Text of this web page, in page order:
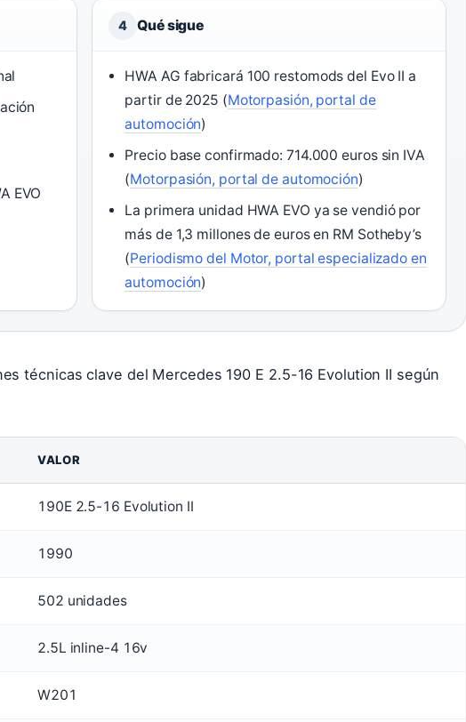
EVO
4 Qué sigue
HWA AG fabricará 100 restomods del Evo II a
partir de 2025 (Motorpasión, portal de
automoción)
Precio base confirmado: 714.000 euros sin IVA
(Motorpasión, portal de automoción)
La primera unidad HWA EVO ya se vendió por
más de 1,3 millones de euros en RM Sotheby’s
(Periodismo del Motor, portal especializado en
automoción)
técnicas clave del Mercedes 190 E 2.5-16 Evolution II según
VALOR
190E 2.5-16 Evolution II
1990
502 unidades
2.5L inline-4 16v
W201